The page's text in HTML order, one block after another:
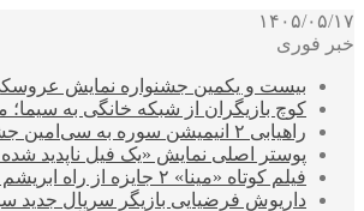
۱۴۰۵/۰۵/۱۷
خبر فوری
بیست و یکمین جشنواره نمایش
کوچ بازیگران از شبکه خانگی به
راهیابی ۲ انیمیشن سوره به سی‌امین جشنواره فیلم رود آیلند
پوستر اصلی نمایش «یک فیل ناپدید
فیلم کوتاه «مینا» ۲ جایزه از راه ابریشم گرفت؛ پوستر منتشر شد
داریوش فرضیایی بازیگر سریال جدید